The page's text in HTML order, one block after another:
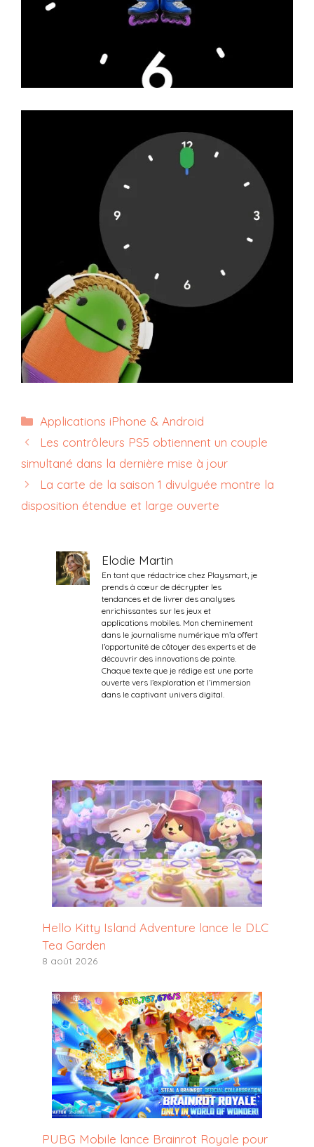
Catégories
Applications iPhone & Android
Les contrôleurs PS5 obtiennent un couple
simultané dans la dernière mise à jour
La carte de la saison 1 divulguée montre la
disposition étendue et large ouverte
Elodie Martin
En tant que rédactrice chez Playsmart, je
prends à cœur de décrypter les
tendances et de livrer des analyses
enrichissantes sur les jeux et
applications mobiles. Mon cheminement
dans le journalisme numérique m’a offert
l’opportunité de côtoyer des experts et de
découvrir des innovations de pointe.
Chaque texte que je rédige est une porte
ouverte vers l’exploration et l’immersion
dans le captivant univers digital.
Hello Kitty Island Adventure lance le DLC
Tea Garden
8 août 2026
PUBG Mobile lance Brainrot Royale pour